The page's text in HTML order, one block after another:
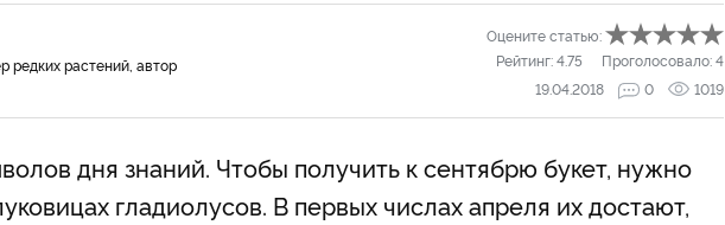
редких растений, автор
Оцените статью:
Рейтинг:4.75 Проголосовало:4
19.04.2018
0 1019
дня знаний. Чтобы получить к сентябрю букет, нужно
гладиолусов. В первых числах апреля их достают,